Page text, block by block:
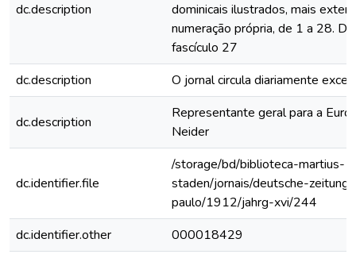
dc.description
dominicais ilustrados, mais
numeração própria, de 1 a 28.
fascículo 27
dc.description
O jornal circula diariamente
dc.description
Representante geral para a
Neider
dc.identifier.file
/storage/bd/biblioteca-martius-
staden/jornais/deutsche-
paulo/1912/jahrg-xvi/244
dc.identifier.other
000018429